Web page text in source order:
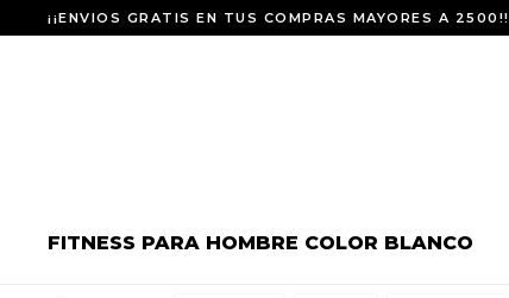
¡¡ENVIOS GRATIS EN TUS COMPRAS MAYORES A 2500!!
FITNESS PARA HOMBRE COLOR BLANCO